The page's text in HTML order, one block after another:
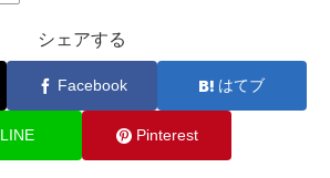
シェアする
Facebook はてブ
LINE Pinterest